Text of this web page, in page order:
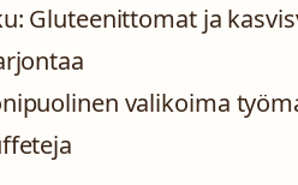
Gluteenittomat ja
valikoima